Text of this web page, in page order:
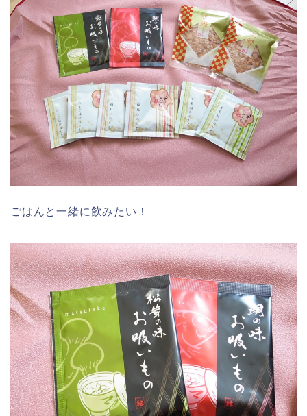
ごはんと一緒に飲みたい！